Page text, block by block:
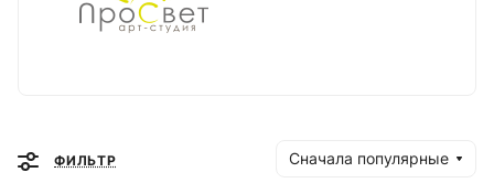
ФИЛЬТР Сначала популярные